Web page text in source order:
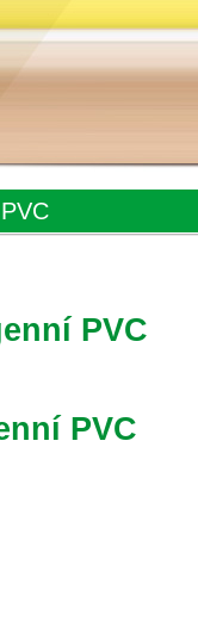
PVC
PVC